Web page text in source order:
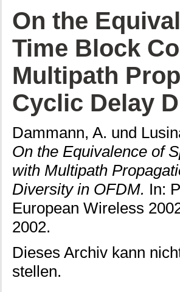
On the
Time Block
Multipath
Cyclic Delay
Dammann, A. und
On the Equivalence of
with Multipath
Diversity in OFDM. In:
European Wireless
2002.
Dieses Archiv kann
stellen.